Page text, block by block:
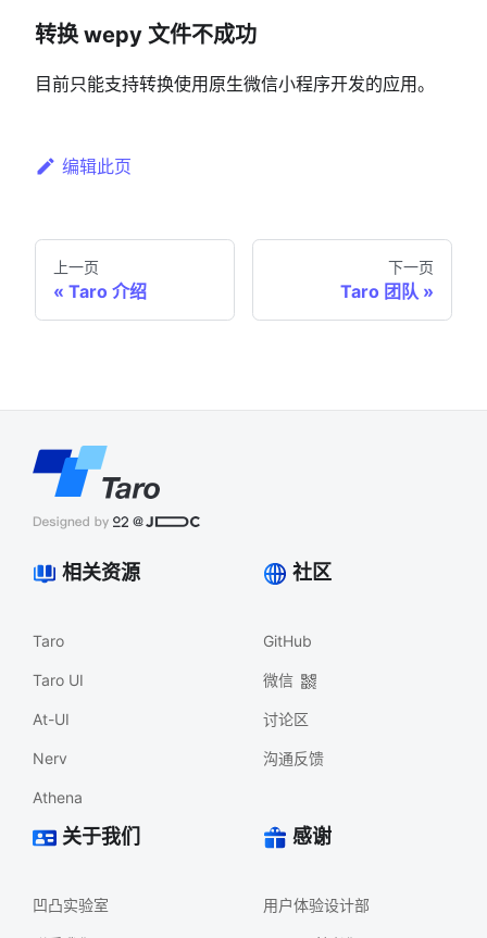
转换 wepy 文件不成功
目前只能支持转换使用原生微信小程序开发的应用。
编辑此页
上一页
Taro 介绍
下一页
Taro 团队
相关资源
Taro
Taro UI
At-UI
Nerv
Athena
社区
GitHub
微信
讨论区
沟通反馈
关于我们
凹凸实验室
感谢
用户体验设计部